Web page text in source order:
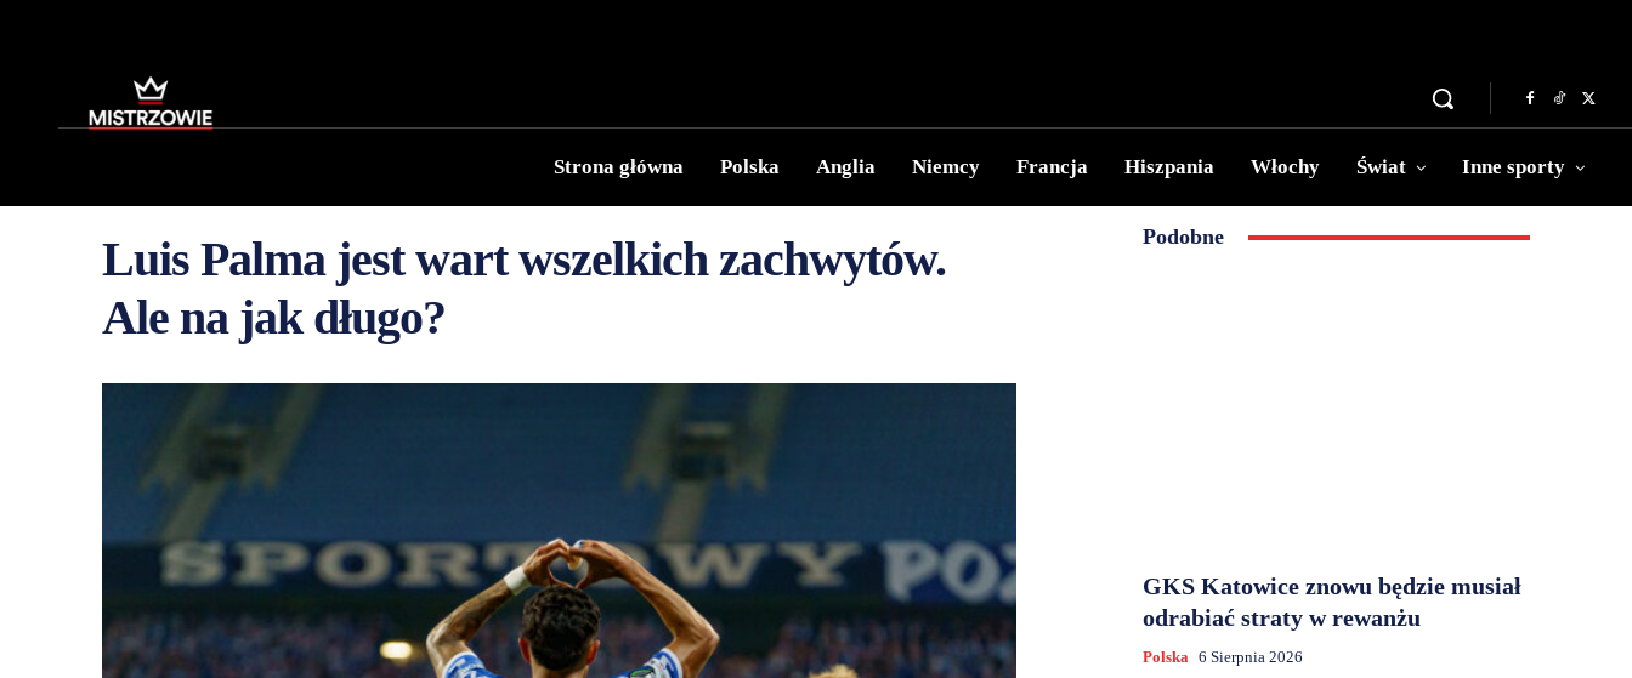
Strona główna Polska Anglia Niemcy Francja Hiszpania Włochy Świat Inne sporty
Luis Palma jest wart wszelkich zachwytów.
Ale na jak długo?
Podobne
GKS Katowice znowu będzie musiał
odrabiać straty w rewanżu
Polska 6 Sierpnia 2026